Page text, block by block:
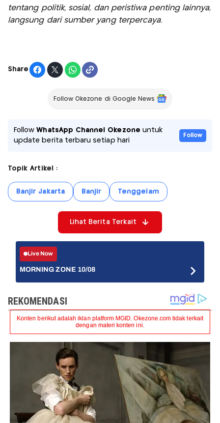
tentang politik, sosial, dan peristiwa penting lainnya,
langsung dari sumber yang terpercaya.
Share
Follow Okezone di Google News
FollowWhatsApp Channel Okezone untuk
update berita terbaru setiap hari
Follow
Topik Artikel :
Banjir Jakarta Banjir Tenggelam
Lihat Berita Terkait
Live Now
MORNING ZONE 10/08